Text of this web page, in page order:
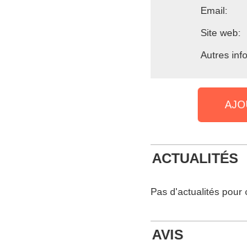
Email:
Site web:
Autres
ACTUALITÉS
Pas d'actualités pour
AVIS